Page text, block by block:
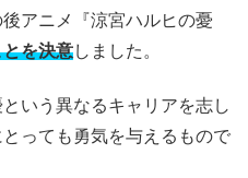
アニメ『涼宮ハルヒの憂
を決意しました。
いう異なるキャリアを志し
っても勇気を与えるもので